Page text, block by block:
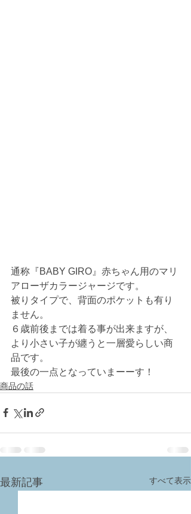
通称『BABY GIRO』赤ちゃん用のマリ
アローザカラージャージです。
被りタイプで、背面のポケットも有り
ません。
６歳前後までは着る事が出来ますが、
より小さい子が纏うと一層愛らしい商
品です。
最後の一点となっていまーーす！
商品の話
最新記事 すべて表示